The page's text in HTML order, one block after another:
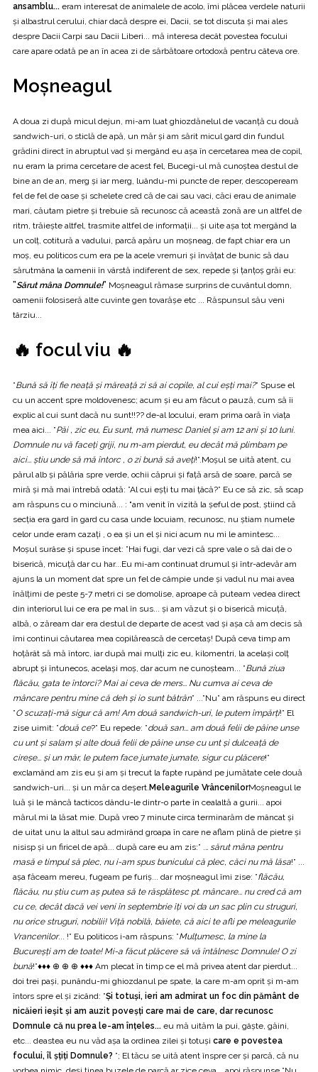
ansamblu... eram interesat de animalele de acolo, îmi plăcea verdele naturii
și albastrul cerului, chiar dacă despre ei, Dacii, se tot discuta și mai ales
despre Dacii Carpi sau Dacii Liberi... mă interesa decât povestea focului
care apare odată pe an în acea zi de sărbătoare ortodoxă pentru câteva ore.
Moșneagul
A doua zi după micul dejun, mi-am luat ghiozdănelul de vacanță cu două
sandwich-uri, o sticlă de apă, un măr și am sărit micul gard din fundul
grădini direct în abruptul vad și mergând eu așa în cercetarea mea de copil,
nu eram la prima cercetare de acest fel, Bucegi-ul mă cunoștea destul de
bine an de an, merg și iar merg, luându-mi puncte de reper, descopeream
fel de fel de oase și schelete cred că de cai sau vaci, căci erau de animale
mari, căutam pietre și trebuie să recunosc că această zonă are un altfel de
ritm, trăiește altfel, trasmite altfel de informații... și uite așa tot mergând la
un colț, cotitură a vadului, parcă apăru un moșneag, de fapt chiar era un
moș, eu politicos cum era pe la acele vremuri și învățat de bunic să dau
sărutmâna la oamenii în vârstă indiferent de sex, repede și țanțoș grăi eu:
”Sărut mâna Domnule!” Moșneagul rămase surprins de cuvântul domn,
oamenii folosiseră alte cuvinte gen tovarășe etc ... Răspunsul său veni
târziu...
🔥 focul viu 🔥
”Bună să îți fie neață și măreață zi să ai copile, al cui eșți mai?” Spuse el
cu un accent spre moldovenesc; acum și eu am făcut o pauză, cum să îi
explic al cui sunt dacă nu sunt!!?? de-al locului, eram prima oară în viața
mea aici... ”Păi , zic eu, Eu sunt, mă numesc Daniel și am 12 ani și 10 luni.
Domnule nu vă faceți griji, nu m-am pierdut, eu decât mă plimbam pe
aici... știu unde să mă întorc , o zi bună să aveți!”.Moșul se uită atent, cu
părul alb și pălăria spre verde, ochii căprui și față arsă de soare, parcă se
miră și mă mai întrebă odată: ”Al cui eșți tu mai țâcă?” Eu ce să zic, să scap
am răspuns cu o minciună... : "am venit în vizită la șeful de post, știind că
secția era gard în gard cu casa unde locuiam, recunosc, nu știam numele
celor unde eram cazați , o ea și un el și nici acum nu mi le amintesc...
Moșul surâse și spuse încet: ”Hai fugi, dar vezi că spre vale o să dai de o
biserică, micuță dar cu har...Eu mi-am continuat drumul și într-adevăr am
ajuns la un moment dat spre un fel de câmpie unde și vadul nu mai avea
înălțimi de peste 5-7 metri ci se domolise, aproape că puteam vedea direct
din interiorul lui ce era pe mal în sus... și am văzut și o biserică micuță,
albă, o zăream dar era destul de departe de acest vad și așa că am decis să
îmi continui căutarea mea copilărească de cercetaș! După ceva timp am
hoțărât să mă întorc, iar după mai mulți zic eu, kilomentri, la același colț
abrupt și întunecos, același moș, dar acum ne cunoșteam... ”Bună ziua
flăcău, gata te întorci? Mai ai ceva de mers... Nu cumva ai ceva de
mâncare pentru mine că deh și io sunt bătrân” ...”Nu” am răspuns eu direct
”O scuzați-mă sigur că am! Am două sandwich-uri, le putem împărți!” El
zise uimit: ”două ce?” Eu repede: ”două san... am două felii de pâine unse
cu unt și salam și alte două felii de pâine unse cu unt și dulceață de
cireșe... și un măr, le putem face jumate jumate, sigur cu plăcere!”
exclamând am zis eu și am și trecut la fapte rupând pe jumătate cele două
sandwich-uri... și un măr ca deșert. Meleagurile VrâncenilorMoșneagul le
luă și le mâncă tacticos dându-le dintr-o parte în cealaltă a gurii... apoi
mărul mi la lăsat mie. După vreo 7 minute circa terminarăm de mâncat și
de uitat unu la altul sau admirând groapa în care ne aflam plină de pietre și
nisisp și un firicel de apă... după care eu am zis:” ... sărut mâna pentru
masă e timpul să plec, nu i-am spus bunicului că plec, căci nu mă lăsa!” ...
așa făceam mereu, fugeam pe furiș... dar moșneagul îmi zise: ”flăcău,
flăcău, nu știu cum aș putea să te răsplătesc pt. mâncare... nu cred că am
cu ce, decât dacă vei veni în septembrie îți voi da un sac plin cu struguri,
nu orice struguri, nobilii! Viță nobilă, băiete, că aici te afli pe meleagurile
Vrancenilor... !” Eu politicos i-am răspuns: ”Mulțumesc, la mine la
Bucureșți am de toate! Mi-a făcut plăcere să vă întâlnesc Domnule! O zi
bună!”♦♦♦ ⊕ ⊕ ⊕ ♦♦♦ Am plecat în timp ce el mă privea atent dar pierdut...
doi trei pași, punându-mi ghiozdanul pe spate, la care m-am oprit și m-am
întors spre el și zicând: ”Și totuși, ieri am admirat un foc din pământ de
nicăieri ieșit și am auzit poveșți care mai de care, dar recunosc
Domnule că nu prea le-am înțeles... eu mă uităm la pui, gâște, găini,
etc... deastea eu nu văd așa la ordinea zilei și totuși care e povestea
focului, îl șțiți Domnule? ”; El tăcu se uită atent înspre cer și parcă, că nu